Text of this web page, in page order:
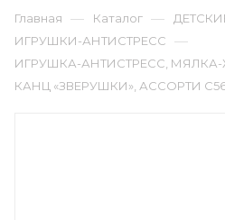
Главная — Каталог —
ИГРУШКИ-АНТИСТРЕСС —
ИГРУШКА-АНТИСТРЕСС,
КАНЦ «ЗВЕРУШКИ», АССОРТИ